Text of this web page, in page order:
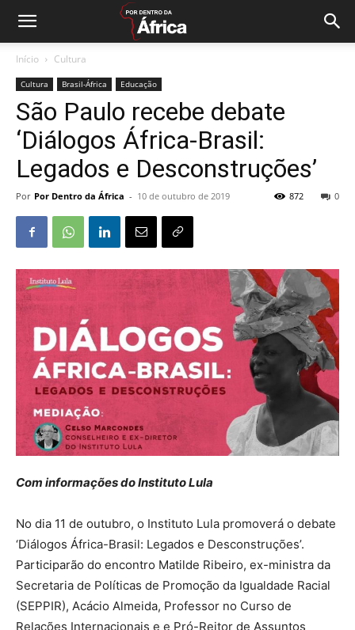
Início Cultura
Cultura Brasil-África Educação
São Paulo recebe debate
‘Diálogos África-Brasil:
Legados e Desconstruções’
Por Por Dentro da África - 10 de outubro de 2019 0
872
Com informações do Instituto Lula
No dia 11 de outubro, o Instituto Lula promoverá o debate
‘Diálogos África-Brasil: Legados e Desconstruções’.
Participarão do encontro Matilde Ribeiro, ex-ministra da
Secretaria de Políticas de Promoção da Igualdade Racial
(SEPPIR), Acácio Almeida, Professor no Curso de
Relações Internacionais e e Pró-Reitor de Assuntos